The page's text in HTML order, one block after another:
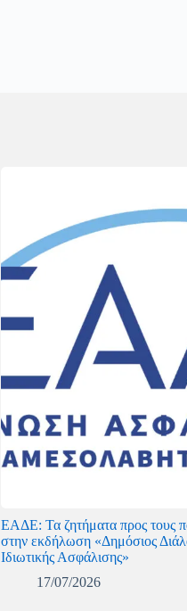
ΕΑΔΕ: Τα ζητήματα προς τους
στην εκδήλωση «Δημόσιος
Ιδιωτικής Ασφάλισης»
17/07/2026